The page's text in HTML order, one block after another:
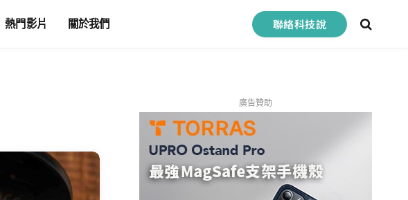
熱門影片 關於我們 聯絡科技說
廣告贊助